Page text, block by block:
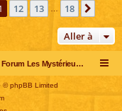
12 13 18
Aller à
Forum Les Mystérieuses Cités d'Or
© phpBB Limited